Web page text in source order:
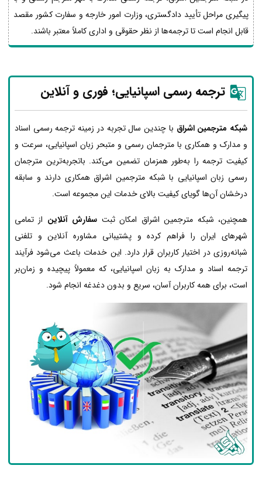
پیگیری مراحل تأیید دادگستری، وزارت امور خارجه و سفارت کشور مقصد
قابل انجام است تا ترجمه‌ها از نظر حقوقی و اداری کاملاً معتبر باشند.
ترجمه رسمی اسپانیایی؛ فوری و آنلاین
شبکه مترجمین اشراق با چندین سال تجربه در زمینه ترجمه رسمی اسناد
و مدارک و همکاری با مترجمان رسمی و متبحر زبان اسپانیایی، سرعت و
کیفیت ترجمه را به‌طور همزمان تضمین می‌کند. باتجربه‌ترین مترجمان
رسمی زبان اسپانیایی با شبکه مترجمین اشراق همکاری دارند و سابقه
درخشان آن‌ها گویای کیفیت بالای خدمات این مجموعه است.
همچنین، شبکه مترجمین اشراق امکان ثبت سفارش آنلاین از تمامی
شهرهای ایران را فراهم کرده و پشتیبانی مشاوره آنلاین و تلفنی
شبانه‌روزی در اختیار کاربران قرار دارد. این خدمات باعث می‌شود فرآیند
ترجمه اسناد و مدارک به زبان اسپانیایی، که معمولاً پیچیده و زمان‌بر
است، برای همه کاربران آسان، سریع و بدون دغدغه انجام شود.